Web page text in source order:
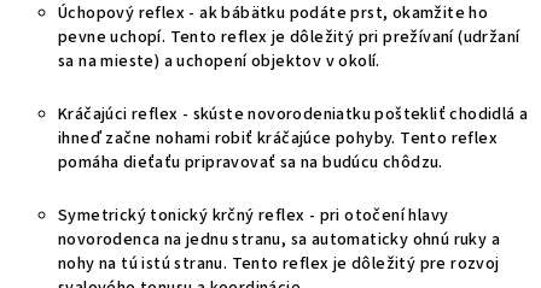
Úchopový reflex - ak bábätku podáte prst, okamžite ho
pevne uchopí. Tento reflex je dôležitý pri prežívaní (udržaní
sa na mieste) a uchopení objektov v okolí.
Kráčajúci reflex - skúste novorodeniatku poštekliť chodidlá a
ihneď začne nohami robiť kráčajúce pohyby. Tento reflex
pomáha dieťaťu pripravovať sa na budúcu chôdzu.
Symetrický tonický krčný reflex - pri otočení hlavy
novorodenca na jednu stranu, sa automaticky ohnú ruky a
nohy na tú istú stranu. Tento reflex je dôležitý pre rozvoj